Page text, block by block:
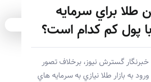
طلا براي سرمايه
پول کم کدام است؟
گسترش نيوز، برخلاف تصور
به بازار طلا نيازي به سرمايه هاي